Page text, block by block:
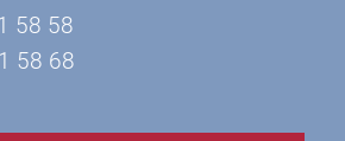
58 58
58 68